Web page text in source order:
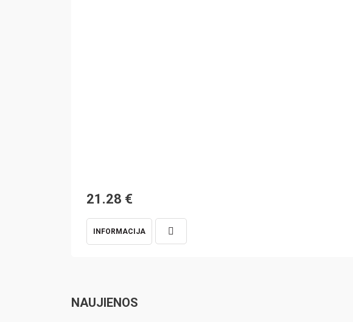
21.28 €
INFORMACIJA
NAUJIENOS